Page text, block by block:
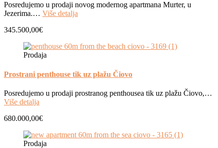
Posredujemo u prodaji novog modernog apartmana Murter, u
Jezerima.… Više detalja
345.500,00€
Prodaja
Prostrani penthouse tik uz plažu Čiovo
Posredujemo u prodaji prostranog penthousea tik uz plažu Čiovo,…
Više detalja
680.000,00€
Prodaja